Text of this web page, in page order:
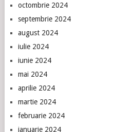
octombrie 2024
septembrie 2024
august 2024
iulie 2024
iunie 2024
mai 2024
aprilie 2024
martie 2024
februarie 2024
ianuarie 2024